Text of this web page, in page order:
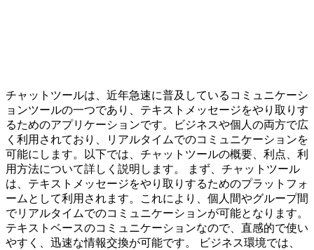
チャットツールは、近年急速に普及しているコミュニケーシ
ョンツールの一つであり、テキストメッセージをやり取りす
るためのアプリケーションです。ビジネスや個人の両方で広
く利用されており、リアルタイムでのコミュニケーションを
可能にします。以下では、チャットツールの概要、利点、利
用方法について詳しく説明します。 まず、チャットツール
は、テキストメッセージをやり取りするためのプラットフォ
ームとして利用されます。これにより、個人間やグループ間
でリアルタイムでのコミュニケーションが可能となります。
テキストベースのコミュニケーションなので、直感的で使い
やすく、迅速な情報交換が可能です。 ビジネス環境では、